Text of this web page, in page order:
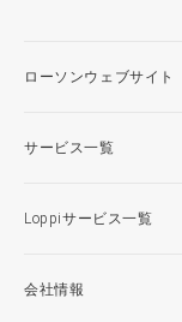
ローソンウェブサイト
サービス一覧
Loppiサービス一覧
会社情報